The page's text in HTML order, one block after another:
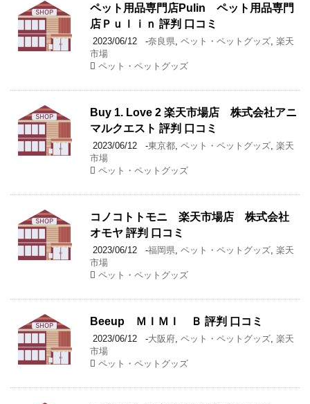
ペット用品専門店Pulin ペット用品専門
店Ｐｕｌｉｎ 評判 口コミ
2023/06/12 -奈良県, ペット・ペットグッズ, 楽天
市場
ペット・ペットグッズ
Buy 1. Love 2 楽天市場店 株式会社アニ
マルクエスト 評判 口コミ
2023/06/12 -東京都, ペット・ペットグッズ, 楽天
市場
ペット・ペットグッズ
コノコトトモニ 楽天市場店 株式会社
オモヤ 評判 口コミ
2023/06/12 -福岡県, ペット・ペットグッズ, 楽天
市場
ペット・ペットグッズ
Beeup ＭＩＭＩ Ｂ 評判 口コミ
2023/06/12 -大阪府, ペット・ペットグッズ, 楽天
市場
ペット・ペットグッズ